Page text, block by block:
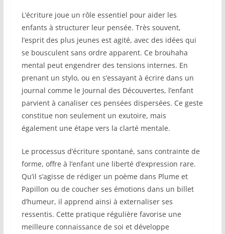
L’écriture joue un rôle essentiel pour aider les
enfants à structurer leur pensée. Très souvent,
l’esprit des plus jeunes est agité, avec des idées qui
se bousculent sans ordre apparent. Ce brouhaha
mental peut engendrer des tensions internes. En
prenant un stylo, ou en s’essayant à écrire dans un
journal comme le Journal des Découvertes, l’enfant
parvient à canaliser ces pensées dispersées. Ce geste
constitue non seulement un exutoire, mais
également une étape vers la clarté mentale.
Le processus d’écriture spontané, sans contrainte de
forme, offre à l’enfant une liberté d’expression rare.
Qu’il s’agisse de rédiger un poème dans Plume et
Papillon ou de coucher ses émotions dans un billet
d’humeur, il apprend ainsi à externaliser ses
ressentis. Cette pratique régulière favorise une
meilleure connaissance de soi et développe